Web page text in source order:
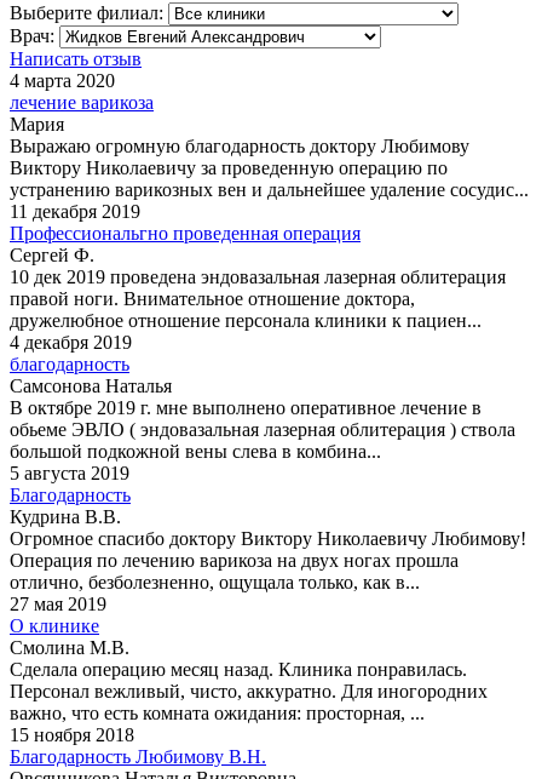
Выберите филиал:
Врач:
Написать отзыв
4 марта 2020
лечение варикоза
Мария
Выражаю огромную благодарность доктору Любимову
Виктору Николаевичу за проведенную операцию по
устранению варикозных вен и дальнейшее удаление сосудис...
11 декабря 2019
Профессиональгно проведенная операция
Сергей Ф.
10 дек 2019 проведена эндовазальная лазерная облитерация
правой ноги. Внимательное отношение доктора,
дружелюбное отношение персонала клиники к пациен...
4 декабря 2019
благодарность
Самсонова Наталья
В октябре 2019 г. мне выполнено оперативное лечение в
обьеме ЭВЛО ( эндовазальная лазерная облитерация ) ствола
большой подкожной вены слева в комбина...
5 августа 2019
Благодарность
Кудрина В.В.
Огромное спасибо доктору Виктору Николаевичу Любимову!
Операция по лечению варикоза на двух ногах прошла
отлично, безболезненно, ощущала только, как в...
27 мая 2019
О клинике
Смолина М.В.
Сделала операцию месяц назад. Клиника понравилась.
Персонал вежливый, чисто, аккуратно. Для иногородних
важно, что есть комната ожидания: просторная, ...
15 ноября 2018
Благодарность Любимову В.Н.